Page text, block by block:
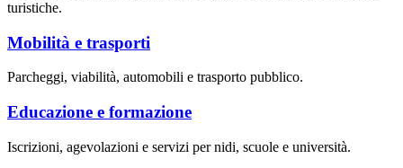
turistiche.
Mobilità e trasporti
Parcheggi, viabilità, automobili e trasporto pubblico.
Educazione e formazione
Iscrizioni, agevolazioni e servizi per nidi, scuole e università.